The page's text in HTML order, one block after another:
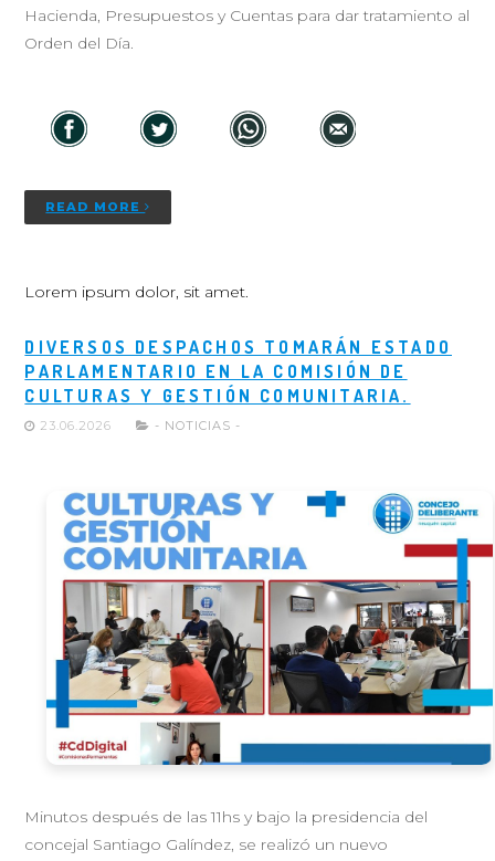
Hacienda, Presupuestos y Cuentas para dar tratamiento al
Orden del Día.
READ MORE
Lorem ipsum dolor, sit amet.
DIVERSOS DESPACHOS TOMARÁN ESTADO
PARLAMENTARIO EN LA COMISIÓN DE
CULTURAS Y GESTIÓN COMUNITARIA.
23.06.2026 - NOTICIAS -
Minutos después de las 11hs y bajo la presidencia del
concejal Santiago Galíndez, se realizó un nuevo